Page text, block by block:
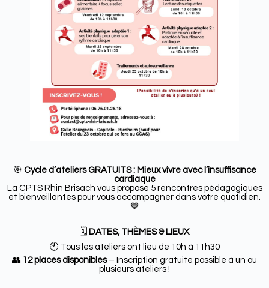
🎯 Cycle d’ateliers GRATUITS : Mieux vivre avec l’insuffisance
cardiaque
La CPTS Rhin Brisach vous propose 5 rencontres pédagogiques
et bienveillantes pour vous accompagner dans votre quotidien.
💙
🗓️ DATES, THÈMES & LIEUX
🕙 Tous les ateliers ont lieu de 10h à 11h30
👥 12 places disponibles– Inscription gratuite possible à un ou
plusieurs ateliers !